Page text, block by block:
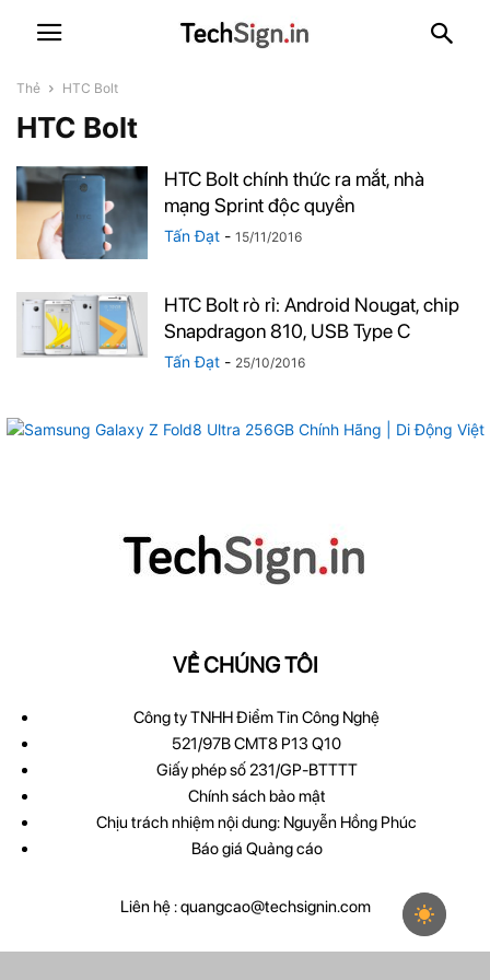
Thẻ HTC Bolt
HTC Bolt
HTC Bolt chính thức ra mắt, nhà
mạng Sprint độc quyền
Tấn Đạt - 15/11/2016
HTC Bolt rò rỉ: Android Nougat, chip
Snapdragon 810, USB Type C
Tấn Đạt - 25/10/2016
VỀ CHÚNG TÔI
Công ty TNHH Điểm Tin Công Nghệ
521/97B CMT8 P13 Q10
Giấy phép số 231/GP-BTTTT
Chính sách bảo mật
Chịu trách nhiệm nội dung: Nguyễn Hồng Phúc
Báo giá Quảng cáo
Liên hệ :quangcao@techsignin.com